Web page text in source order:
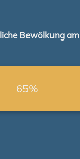
Bewölkung am
65%